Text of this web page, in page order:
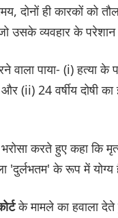
दोनों ही कारकों को
व्यवहार के परेशान
वाला पाया- (i) हत्या
(ii) 24 वर्षीय दोषी
भरोसा करते हुए कहा
'दुर्लभतम' के रूप में
के मामले का हवाला देते